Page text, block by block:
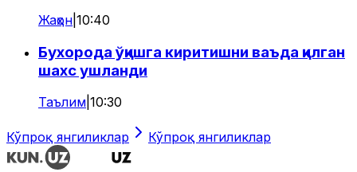
Жаҳон 10:40
Бухорода ўқишга киритишни ваъда қилган
шахс ушланди
Таълим 10:30
Кўпроқ янгиликлар Кўпроқ янгиликлар